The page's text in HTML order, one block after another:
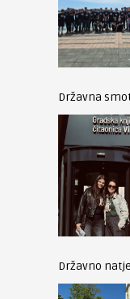
Državna
Državno